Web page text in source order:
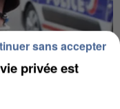
privée est
sans accepter